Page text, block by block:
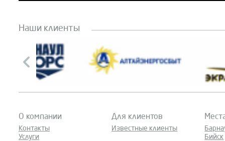
Наши клиенты
О компании
Контакты
Услуги
Для клиентов
Известные клиенты
Бийск